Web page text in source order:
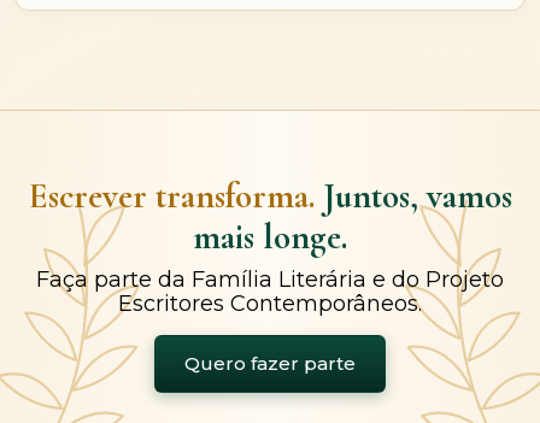
Escrever transforma. Juntos, vamos
mais longe.
Faça parte da Família Literária e do Projeto
Escritores Contemporâneos.
Quero fazer parte